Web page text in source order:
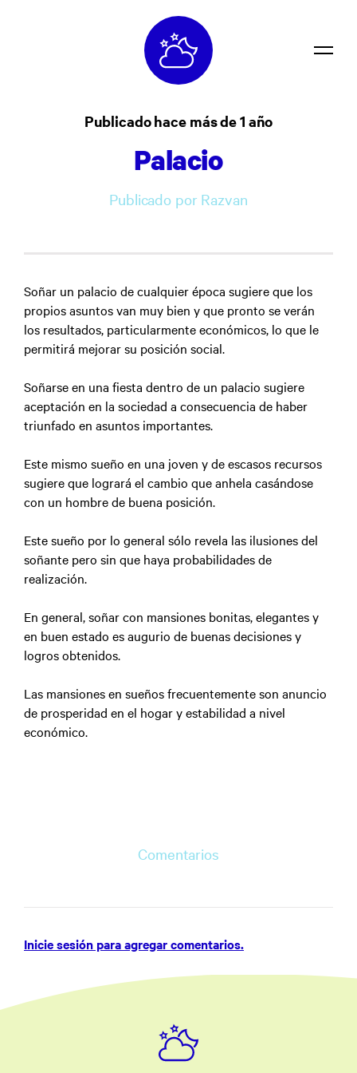
Contacto
Iniciar sesión
Publicado hace más de 1 año
Palacio
Publicado por Razvan
Soñar un palacio de cualquier época sugiere que los
propios asuntos van muy bien y que pronto se verán
los resultados, particularmente económicos, lo que le
permitirá mejorar su posición social.
Soñarse en una fiesta dentro de un palacio sugiere
aceptación en la sociedad a consecuencia de haber
triunfado en asuntos importantes.
Este mismo sueño en una joven y de escasos recursos
sugiere que logrará el cambio que anhela casándose
con un hombre de buena posición.
Este sueño por lo general sólo revela las ilusiones del
soñante pero sin que haya probabilidades de
realización.
En general, soñar con mansiones bonitas, elegantes y
en buen estado es augurio de buenas decisiones y
logros obtenidos.
Las mansiones en sueños frecuentemente son anuncio
de prosperidad en el hogar y estabilidad a nivel
económico.
Comentarios
Inicie sesión para agregar comentarios.